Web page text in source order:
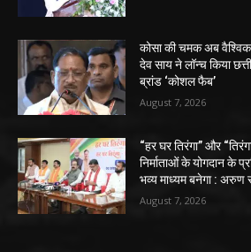
कोसा की चमक अब वैश्विक
देव साय ने लॉन्च किया
ब्रांड ‘कोशल फैब’
August 7, 2026
“हर घर तिरंगा” और
निर्माताओं के योगदान के
भव्य माध्यम बनेगा : अरुण
August 7, 2026